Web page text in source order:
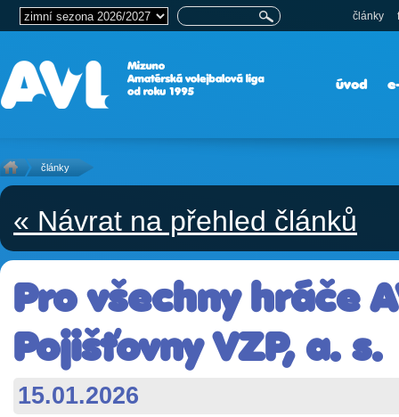
články
úvod
články
« Návrat na přehled článků
Pro všechny hráče
Pojišťovny VZP, a. s.
15.01.2026